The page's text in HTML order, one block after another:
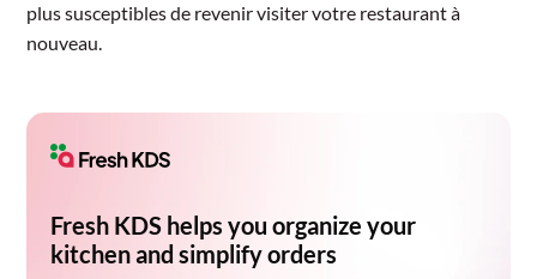
plus susceptibles de revenir visiter votre restaurant à
nouveau.
Fresh KDS helps you organize your
kitchen and simplify orders